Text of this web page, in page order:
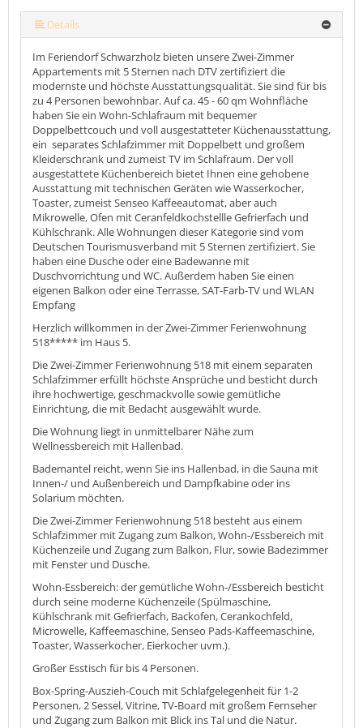
mehr (11 ) »
mehr (11 ) »
mehr (11 ) »
mehr (11 ) »
mehr (11 ) »
mehr (11 ) »
mehr (11 ) »
Details
Im Feriendorf Schwarzholz bieten unsere Zwei-Zimmer
Appartements mit 5 Sternen nach DTV zertifiziert die
modernste und höchste Ausstattungsqualität. Sie sind für bis
zu 4 Personen bewohnbar. Auf ca. 45 - 60 qm Wohnfläche
haben Sie ein Wohn-Schlafraum mit bequemer
Doppelbettcouch und voll ausgestatteter Küchenausstattung,
ein separates Schlafzimmer mit Doppelbett und großem
Kleiderschrank und zumeist TV im Schlafraum. Der voll
ausgestattete Küchenbereich bietet Ihnen eine gehobene
Ausstattung mit technischen Geräten wie Wasserkocher,
Toaster, zumeist Senseo Kaffeeautomat, aber auch
Mikrowelle, Ofen mit Ceranfeldkochstellle Gefrierfach und
Kühlschrank. Alle Wohnungen dieser Kategorie sind vom
Deutschen Tourismusverband mit 5 Sternen zertifiziert. Sie
haben eine Dusche oder eine Badewanne mit
Duschvorrichtung und WC. Außerdem haben Sie einen
eigenen Balkon oder eine Terrasse, SAT-Farb-TV und WLAN
Empfang
Herzlich willkommen in der Zwei-Zimmer Ferienwohnung
518***** im Haus 5.
Die Zwei-Zimmer Ferienwohnung 518 mit einem separaten
Schlafzimmer erfüllt höchste Ansprüche und besticht durch
ihre hochwertige, geschmackvolle sowie gemütliche
Einrichtung, die mit Bedacht ausgewählt wurde.
Die Wohnung liegt in unmittelbarer Nähe zum
Wellnessbereich mit Hallenbad.
Bademantel reicht, wenn Sie ins Hallenbad, in die Sauna mit
Innen-/ und Außenbereich und Dampfkabine oder ins
Solarium möchten.
Die Zwei-Zimmer Ferienwohnung 518 besteht aus einem
Schlafzimmer mit Zugang zum Balkon, Wohn-/Essbereich mit
Küchenzeile und Zugang zum Balkon, Flur, sowie Badezimmer
mit Fenster und Dusche.
Wohn-Essbereich: der gemütliche Wohn-/Essbereich besticht
durch seine moderne Küchenzeile (Spülmaschine,
Kühlschrank mit Gefrierfach, Backofen, Cerankochfeld,
Microwelle, Kaffeemaschine, Senseo Pads-Kaffeemaschine,
Toaster, Wasserkocher, Eierkocher uvm.).
Großer Esstisch für bis 4 Personen.
Box-Spring-Auszieh-Couch mit Schlafgelegenheit für 1-2
Personen, 2 Sessel, Vitrine, TV-Board mit großem Fernseher
und Zugang zum Balkon mit Blick ins Tal und die Natur.